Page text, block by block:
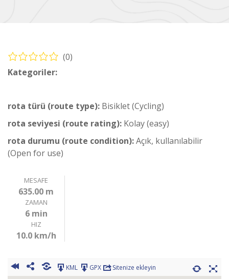
(0)
Kategoriler:
Bisiklet – Köyceğiz Rotaları (Cycling – Köyceğiz
rota türü (route type): Bisiklet (Cycling)
rota seviyesi (route rating): Kolay (easy)
rota durumu (route condition):Açık, kullanılabilir
(Open for use)
MESAFE
635.00 m
ZAMAN
6 min
HIZ
10.0 km/h
KML GPX Sitenize ekleyin